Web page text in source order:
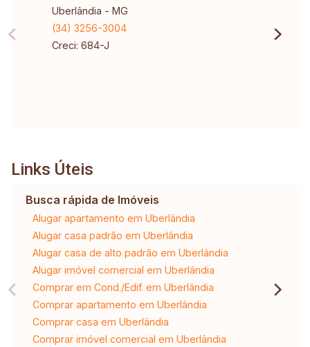
Uberlândia - MG
(34) 3256-3004
Creci: 684-J
Links Úteis
Busca rápida de Imóveis
Alugar apartamento em Uberlândia
Alugar casa padrão em Uberlândia
Alugar casa de alto padrão em Uberlândia
Alugar imóvel comercial em Uberlândia
Comprar em Cond./Edif. em Uberlândia
Comprar apartamento em Uberlândia
Comprar casa em Uberlândia
Comprar imóvel comercial em Uberlândia